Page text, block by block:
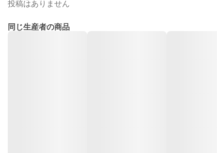
投稿はありません
同じ生産者の商品